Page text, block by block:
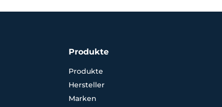
Produkte
Produkte
Hersteller
Marken